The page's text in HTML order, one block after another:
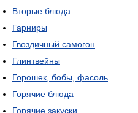
Вторые блюда
Гарниры
Гвоздичный самогон
Глинтвейны
Горошек, бобы, фасоль
Горячие блюда
Горячие закуски